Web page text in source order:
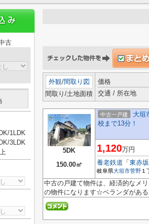
外観/間取り図
間取り/土地面積
価格
交通 / 所在地
5DK
150.00㎡
中古一戸建
大垣
校まで13分！
1,120万円
養老鉄道 「 東赤坂
岐阜県大垣市菅野 １
中古の戸建て物件は、経済的なメ
の物件になります☆ベランダがあ
古
1LDK
3LDK